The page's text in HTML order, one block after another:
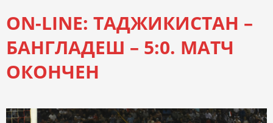
ON-LINE: ТАДЖИКИСТАН –
БАНГЛАДЕШ – 5:0. МАТЧ
ОКОНЧЕН